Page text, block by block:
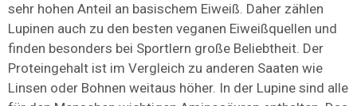
sehr hohen Anteil an basischem Eiweiß. Daher zählen
Lupinen auch zu den besten veganen Eiweißquellen und
finden besonders bei Sportlern große Beliebtheit. Der
Proteingehalt ist im Vergleich zu anderen Saaten wie
Linsen oder Bohnen weitaus höher. In der Lupine sind alle